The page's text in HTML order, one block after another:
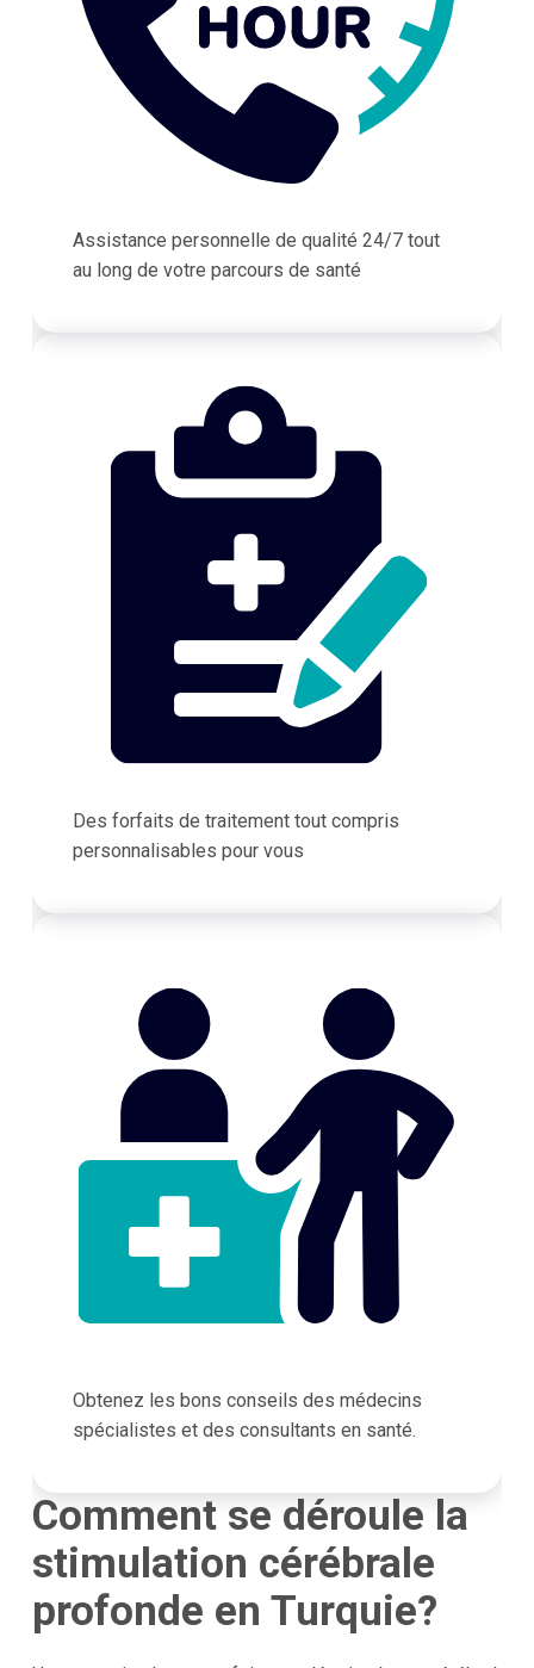
Assistance personnelle de qualité 24/7 tout
au long de votre parcours de santé
Des forfaits de traitement tout compris
personnalisables pour vous
Obtenez les bons conseils des médecins
spécialistes et des consultants en santé.
Comment se déroule la
stimulation cérébrale
profonde en Turquie?